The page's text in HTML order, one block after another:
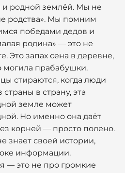
и родной землёй. Мы не
родства». Мы помним
победами дедов и
родина» — это не
Это запах сена в деревне,
могила прабабушки.
стираются, когда люди
в страну, эта
земле может
Но именно она даёт
корней — просто полено.
знает своей истории,
информации.
— это не про громкие